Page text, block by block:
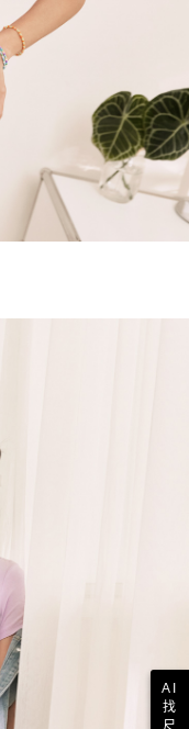
AI
找
尺